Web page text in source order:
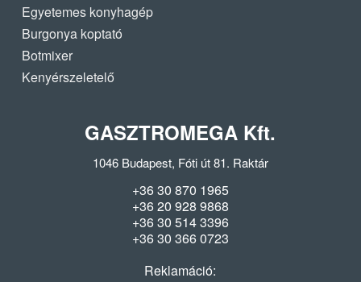
Egyetemes konyhagép
Burgonya koptató
Botmixer
Kenyérszeletelő
GASZTROMEGA Kft.
1046 Budapest, Fóti út 81. Raktár
+36 30 870 1965
+36 20 928 9868
+36 30 514 3396
+36 30 366 0723
Reklamáció: